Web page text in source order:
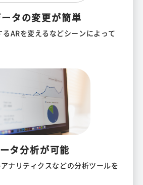
タの変更が簡単
ARを変えるなどシーンによって
タ分析が可能
ナリティクスなどの分析ツールを